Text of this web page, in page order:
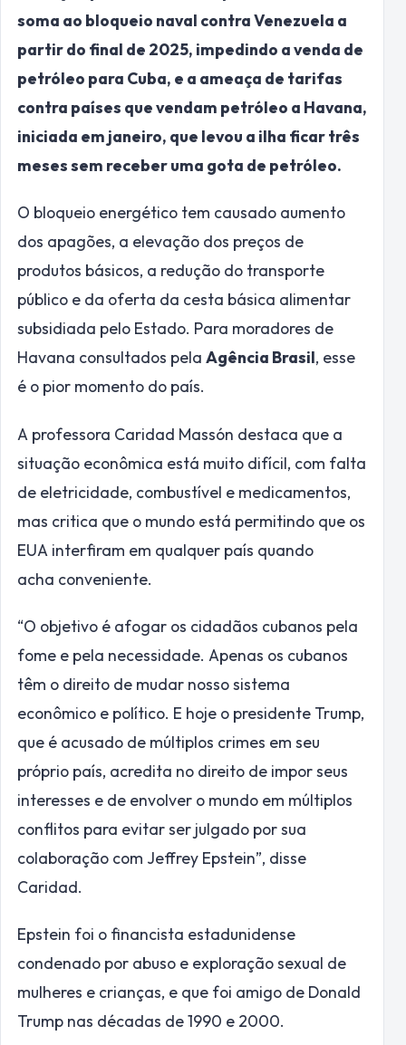
soma ao bloqueio naval contra Venezuela a
partir do final de 2025, impedindo a venda de
petróleo para Cuba, e a ameaça de tarifas
contra países que vendam petróleo a Havana,
iniciada em janeiro, que levou a ilha ficar três
meses sem receber uma gota de petróleo.
O bloqueio energético tem causado aumento
dos apagões, a elevação dos preços de
produtos básicos, a redução do transporte
público e da oferta da cesta básica alimentar
subsidiada pelo Estado. Para moradores de
Havana consultados pela Agência Brasil, esse
é o pior momento do país.
A professora Caridad Massón destaca que a
situação econômica está muito difícil, com falta
de eletricidade, combustível e medicamentos,
mas critica que o mundo está permitindo que os
EUA interfiram em qualquer país quando
acha conveniente.
“O objetivo é afogar os cidadãos cubanos pela
fome e pela necessidade. Apenas os cubanos
têm o direito de mudar nosso sistema
econômico e político. E hoje o presidente Trump,
que é acusado de múltiplos crimes em seu
próprio país, acredita no direito de impor seus
interesses e de envolver o mundo em múltiplos
conflitos para evitar ser julgado por sua
colaboração com Jeffrey Epstein”, disse
Caridad.
Epstein foi o financista estadunidense
condenado por abuso e exploração sexual de
mulheres e crianças, e que foi amigo de Donald
Trump nas décadas de 1990 e 2000.